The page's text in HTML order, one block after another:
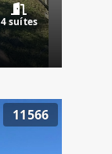
4 suítes
11566